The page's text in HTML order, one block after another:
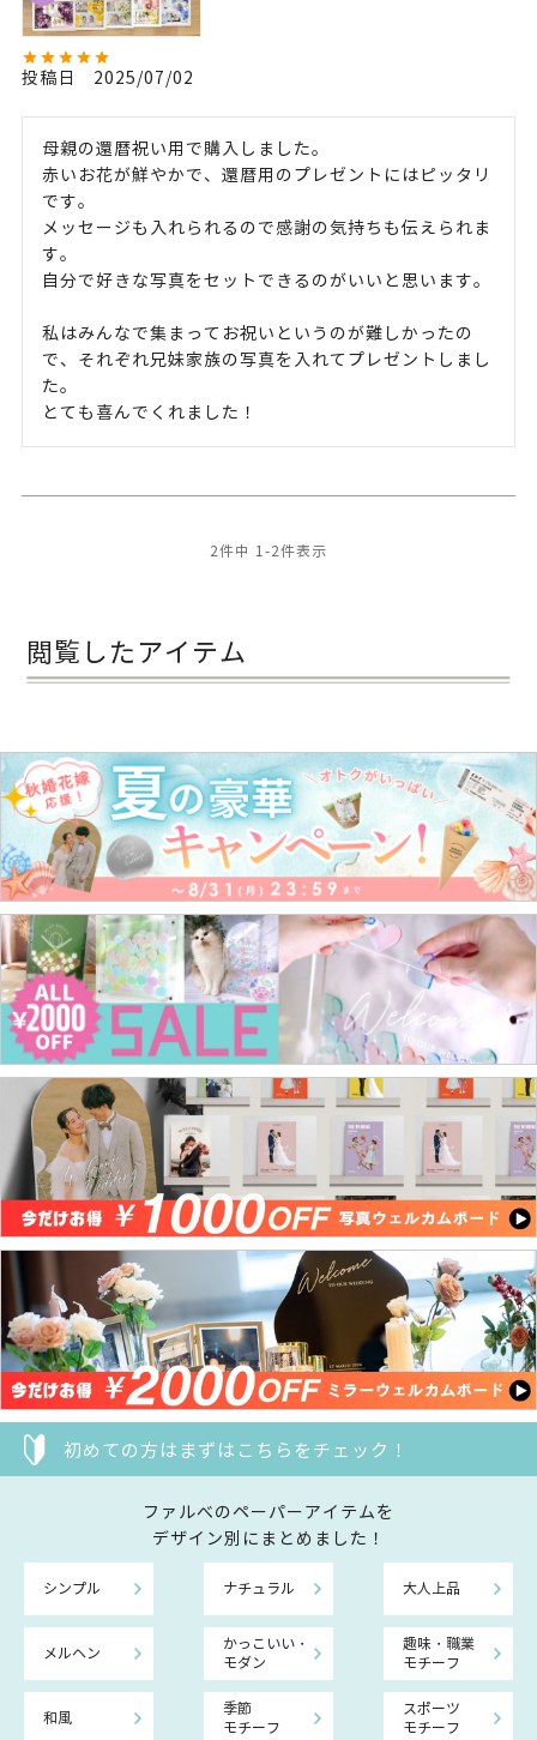
投稿日 2025/07/02
母親の還暦祝い用で購入しました。
赤いお花が鮮やかで、還暦用のプレゼントにはピッタリ
です。
メッセージも入れられるので感謝の気持ちも伝えられま
す。
自分で好きな写真をセットできるのがいいと思います。
私はみんなで集まってお祝いというのが難しかったの
で、それぞれ兄妹家族の写真を入れてプレゼントしまし
た。
とても喜んでくれました！
2件中 1 -2件表示
閲覧したアイテム
初めての方はまずはこちらをチェック！
ファルべのペーパーアイテムを
デザイン別にまとめました！
シンプル ナチュラル 大人上品
メルヘン
かっこいい・
モダン
趣味・職業
モチーフ
和風
季節
モチーフ
スポーツ
モチーフ